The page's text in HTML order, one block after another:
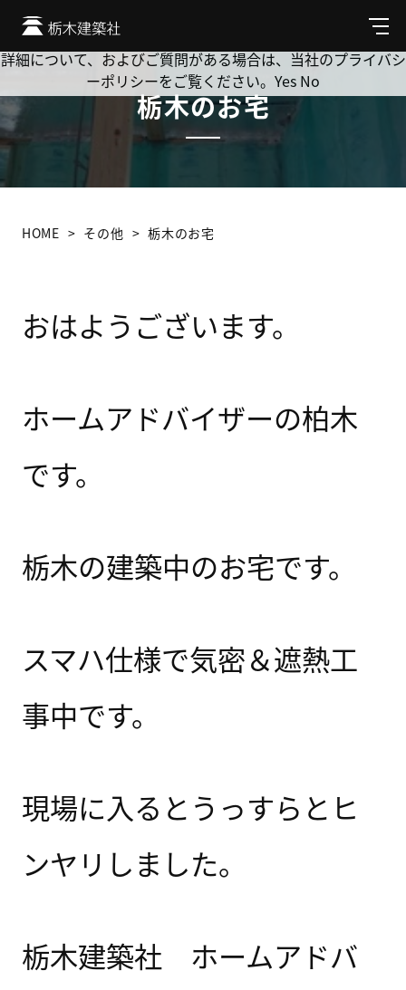
メ
ニ
ュ
栃木のお宅
HOME その他 栃木のお宅
おはようございます。
ホームアドバイザーの柏木
です。
栃木の建築中のお宅です。
スマハ仕様で気密＆遮熱工
事中です。
現場に入るとうっすらとヒ
ンヤリしました。
栃木建築社 ホームアドバ
Cookie を使用して、お客様の活動を追跡してもよろしいです
か? 当社ではお客様のプライバシーを極めて重視しています。
詳細について、およびご質問がある場合は、当社のプライバシ
ーポリシーをご覧ください。 Yes No